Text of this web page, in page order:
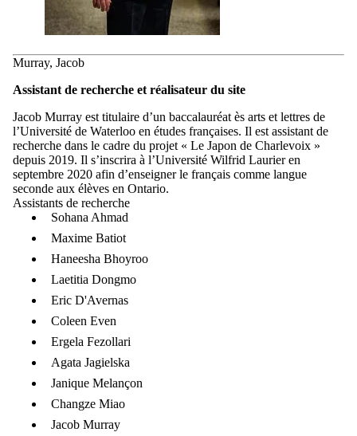
Murray, Jacob
Assistant de recherche et réalisateur du site
Jacob Murray est titulaire d’un baccalauréat ès arts et lettres de
l’Université de Waterloo en études françaises. Il est assistant de
recherche dans le cadre du projet « Le Japon de Charlevoix »
depuis 2019. Il s’inscrira à l’Université Wilfrid Laurier en
septembre 2020 afin d’enseigner le français comme langue
seconde aux élèves en Ontario.
Assistants de recherche
Sohana Ahmad
Maxime Batiot
Haneesha Bhoyroo
Laetitia Dongmo
Eric D'Avernas
Coleen Even
Ergela Fezollari
Agata Jagielska
Janique Melançon
Changze Miao
Jacob Murray